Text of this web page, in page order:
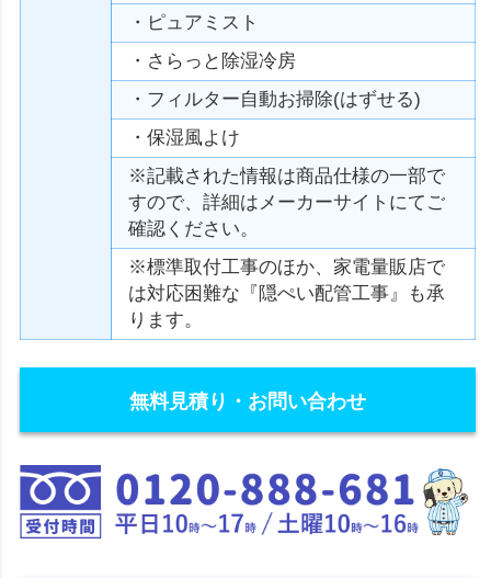
・ピュアミスト
・さらっと除湿冷房
・フィルター自動お掃除(はずせる)
・保湿風よけ
※記載された情報は商品仕様の一部で
すので、詳細はメーカーサイトにてご
確認ください。
※標準取付工事のほか、家電量販店で
は対応困難な『隠ぺい配管工事』も承
ります。
無料見積り・お問い合わせ